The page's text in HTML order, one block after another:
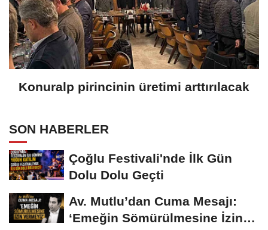
Konuralp pirincinin üretimi arttırılacak
SON HABERLER
Çoğlu Festivali'nde İlk Gün
Dolu Dolu Geçti
Av. Mutlu’dan Cuma Mesajı:
‘Emeğin Sömürülmesine İzin